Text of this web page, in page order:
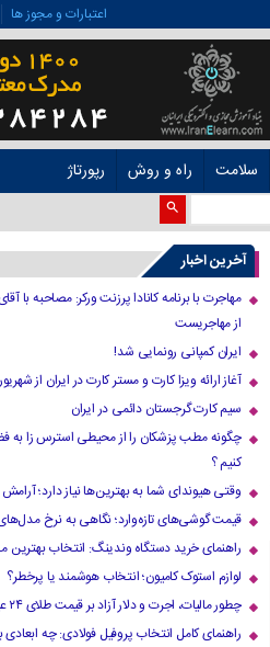
اعتبارات و مجوز ها
سلامت راه و روش رپورتاژ
آخرین اخبار
مهاجرت با برنامه کانادا پرزنت ورکر: مصاحبه با
از مهاجریست
ایران کمپانی رونمایی شد!
آغاز ارائه ویزا کارت و مستر کارت در ایران از شهریور
سیم کارت گرجستان دائمی در ایران
چگونه مطب پزشکان را از محیطی استرس زا به
کنیم ؟
وقتی هیوندای شما به بهترین‌ها نیاز دارد؛ آرامش
قیمت گوشی‌های تازه‌وارد؛ نگاهی به نرخ
راهنمای خرید دستگاه وندینگ: انتخاب بهترین
لوازم استوک کامیون؛ انتخاب هوشمند یا پرخطر؟
چطور مالیات، اجرت و دلار آزاد بر قیمت طلای ۲۴ عیار اثر می‌گذارد؟
راهنمای کامل انتخاب پروفیل فولادی: چه